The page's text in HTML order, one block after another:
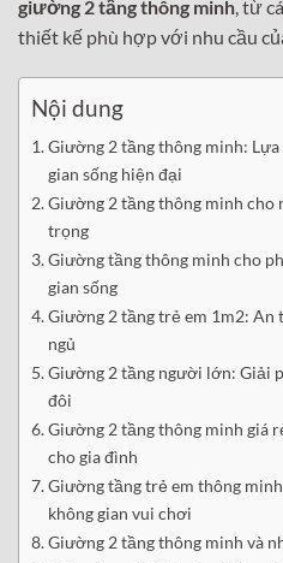
giường 2 tầng thông minh, từ
thiết kế phù hợp với nhu cầu
Nội dung
Giường 2 tầng thông minh:
gian sống hiện đại
Giường 2 tầng thông minh cho
trọng
Giường tầng thông minh cho
gian sống
Giường 2 tầng trẻ em 1m2: An
ngủ
Giường 2 tầng người lớn: Giải
đôi
Giường 2 tầng thông minh giá
cho gia đình
Giường tầng trẻ em thông
không gian vui chơi
Giường 2 tầng thông minh và